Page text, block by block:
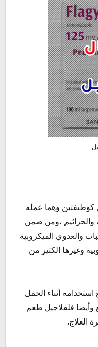
كوظيفتين وهما عمله
،ومن ضمن
والعدوي الميكروبية
وغيرها الكثير من
أثناء الحمل
وأيضا فلفلاجيل طعم
العلاج.